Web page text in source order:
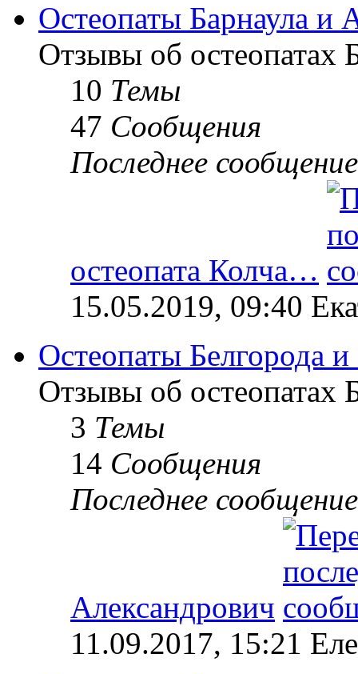
Остеопаты Барнаула и
Отзывы об остеопатах
10 Темы
47 Сообщения
Последнее сообщение
остеопата Колча…
15.05.2019, 09:40
Остеопаты Белгорода
Отзывы об остеопатах
3 Темы
14 Сообщения
Последнее сообщение
Александрович
11.09.2017, 15:21